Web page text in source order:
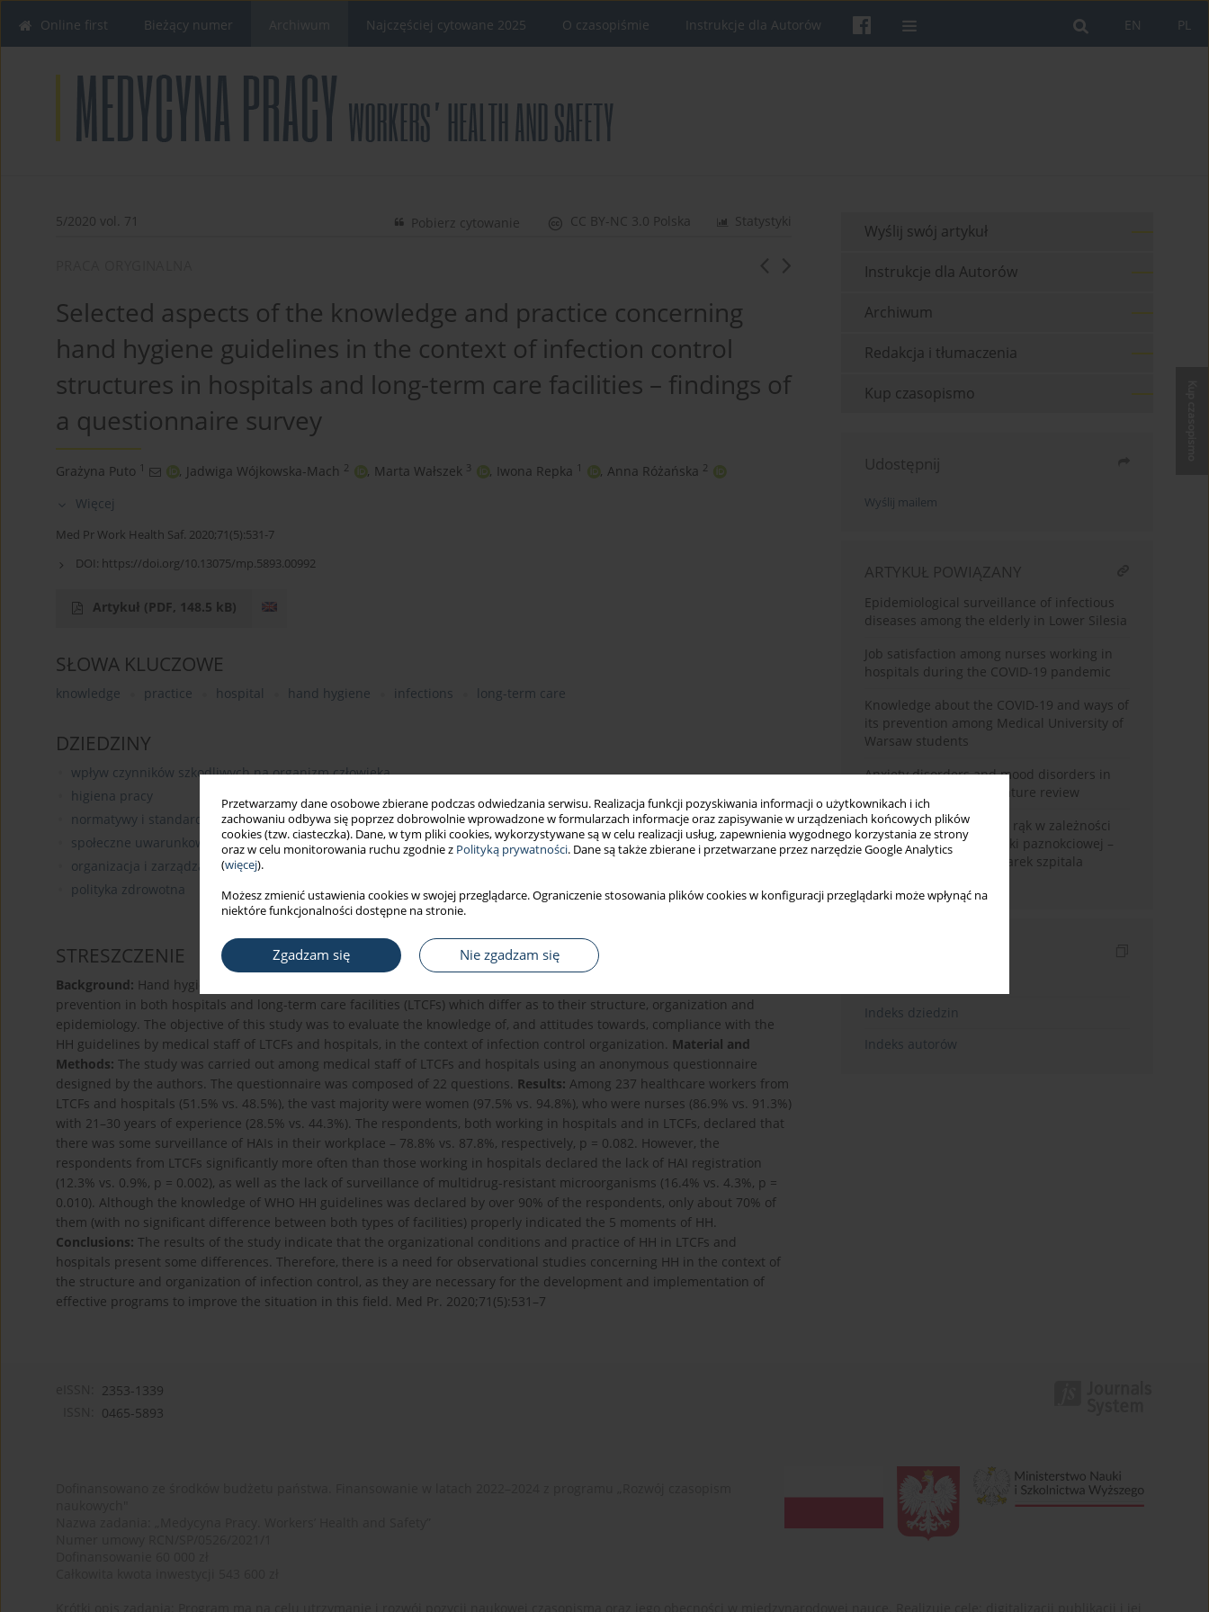
Przetwarzamy dane osobowe zbierane podczas odwiedzania serwisu. Realizacja funkcji pozyskiwania informacji o użytkownikach i ich
zachowaniu odbywa się poprzez dobrowolnie wprowadzone w formularzach informacje oraz zapisywanie w urządzeniach końcowych plików
cookies (tzw. ciasteczka). Dane, w tym pliki cookies, wykorzystywane są w celu realizacji usług, zapewnienia wygodnego korzystania ze strony
oraz w celu monitorowania ruchu zgodnie z Polityką prywatności. Dane są także zbierane i przetwarzane przez narzędzie Google Analytics
(więcej).
Możesz zmienić ustawienia cookies w swojej przeglądarce. Ograniczenie stosowania plików cookies w konfiguracji przeglądarki może wpłynąć na
niektóre funkcjonalności dostępne na stronie.
Zgadzam się Nie zgadzam się
PL
EN
Online first Bieżący numer Najczęściej cytowane 2025 O czasopiśmie Instrukcje dla Autorów
5/2020 vol. 71 Statystyki
CC BY-NC 3.0 Polska
Pobierz cytowanie
Selected aspects of the knowledge and practice concerning
hand hygiene guidelines in the context of infection control
structures in hospitals and long-term care facilities – findings of
a questionnaire survey
Grażyna Puto 1 , Jadwiga Wójkowska-Mach 2 , Marta Wałszek 3 , Iwona Repka 1 , Anna Różańska 2
Więcej
Med Pr Work Health Saf. 2020;71(5):531-7
DOI: https://doi.org/10.13075/mp.5893.00992
Artykuł (PDF, 148.5 kB)
SŁOWA KLUCZOWE
knowledge practice hospital hand hygiene infections long-term care
DZIEDZINY
wpływ czynników szkodliwych na organizm człowieka
higiena pracy
normatywy i standardy w higienie pracy
społeczne uwarunkowania zdrowia
organizacja i zarządzanie w ochronie zdrowia
polityka zdrowotna
STRESZCZENIE
Background: Hand hygiene (HH) is the simplest and the most fundamental means of hospital-acquired infection (HAI)
prevention in both hospitals and long-term care facilities (LTCFs) which differ as to their structure, organization and
epidemiology. The objective of this study was to evaluate the knowledge of, and attitudes towards, compliance with the
HH guidelines by medical staff of LTCFs and hospitals, in the context of infection control organization. Material and
Methods: The study was carried out among medical staff of LTCFs and hospitals using an anonymous questionnaire
designed by the authors. The questionnaire was composed of 22 questions. Results: Among 237 healthcare workers from
LTCFs and hospitals (51.5% vs. 48.5%), the vast majority were women (97.5% vs. 94.8%), who were nurses (86.9% vs. 91.3%)
with 21–30 years of experience (28.5% vs. 44.3%). The respondents, both working in hospitals and in LTCFs, declared that
there was some surveillance of HAIs in their workplace – 78.8% vs. 87.8%, respectively, p = 0.082. However, the
respondents from LTCFs significantly more often than those working in hospitals declared the lack of HAI registration
(12.3% vs. 0.9%, p = 0.002), as well as the lack of surveillance of multidrug-resistant microorganisms (16.4% vs. 4.3%, p =
0.010). Although the knowledge of WHO HH guidelines was declared by over 90% of the respondents, only about 70% of
them (with no significant difference between both types of facilities) properly indicated the 5 moments of HH.
Conclusions: The results of the study indicate that the organizational conditions and practice of HH in LTCFs and
hospitals present some differences. Therefore, there is a need for observational studies concerning HH in the context of
the structure and organization of infection control, as they are necessary for the development and implementation of
effective programs to improve the situation in this field. Med Pr. 2020;71(5):531–7
Wyślij swój artykuł
Instrukcje dla Autorów
Archiwum
Redakcja i tłumaczenia
Kup czasopismo
Udostępnij
Wyślij mailem
ARTYKUŁ POWIĄZANY
Epidemiological surveillance of infectious
diseases among the elderly in Lower Silesia
Job satisfaction among nurses working in
hospitals during the COVID-19 pandemic
Knowledge about the COVID-19 and ways of
its prevention among Medical University of
Warsaw students
Anxiety disorders and mood disorders in
hospital doctors: a literature review
Skuteczność dezynfekcji rąk w zależności
od rodzaju pokrycia płytki paznokciowej –
badanie wśród pielęgniarek szpitala
Indeks dziedzin
Indeks autorów
2353-1339
0465-5893